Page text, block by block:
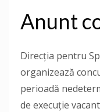
Anunt
Direcţia pentru
organizează
perioadă
de execuție